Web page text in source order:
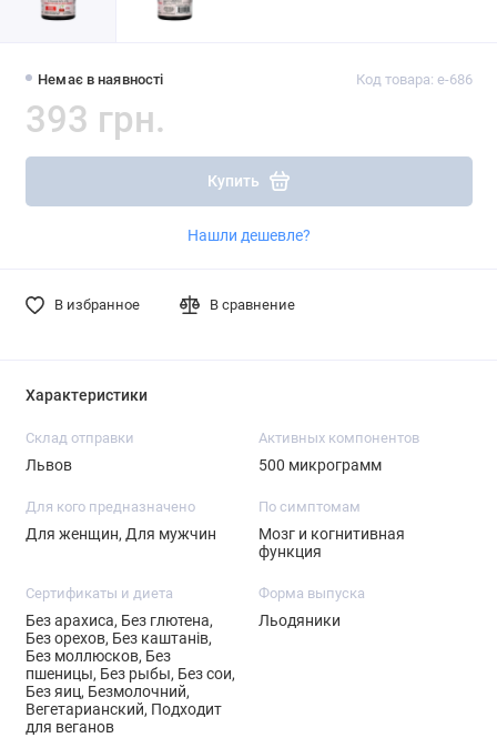
Немає в наявності Код товара: e-686
393 грн.
Купить
Нашли дешевле?
В избранное В сравнение
Характеристики
Склад отправки
Львов
Активных компонентов
500 микрограмм
Для кого предназначено
Для женщин, Для мужчин
По симптомам
Мозг и когнитивная
функция
Сертификаты и диета
Без арахиса, Без глютена,
Без орехов, Без каштанів,
Без моллюсков, Без
пшеницы, Без рыбы, Без сои,
Без яиц, Безмолочний,
Вегетарианский, Подходит
для веганов
Форма выпуска
Льодяники